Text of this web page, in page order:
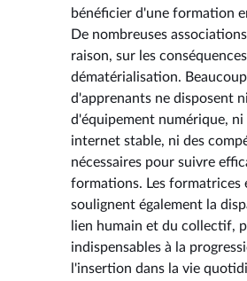
bénéficier d'une formation
De nombreuses
raison, sur les
dématérialisation. Beaucoup
d'apprenants ne disposent ni
d'équipement numérique, ni
internet stable, ni des
nécessaires pour suivre
formations. Les formatrices
soulignent également la
lien humain et du collectif,
indispensables à la
l'insertion dans la vie